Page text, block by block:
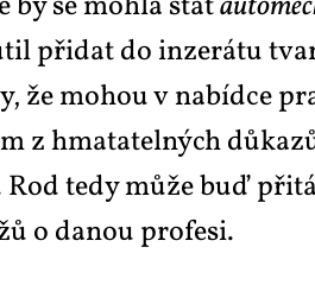
při­dat do in­ze­rá­tu
že mo­hou v na­bíd­ce
z hma­ta­tel­ných
Rod te­dy mů­že buď
o da­nou pro­fe­si.